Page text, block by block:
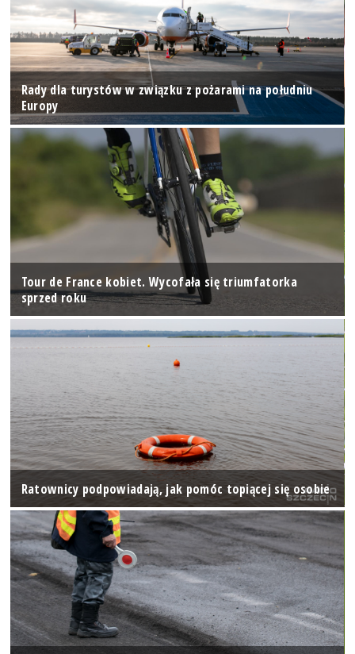
Rady dla turystów w związku z pożarami na południu
Europy
Tour de France kobiet. Wycofała się triumfatorka
sprzed roku
Ratownicy podpowiadają, jak pomóc topiącej się osobie